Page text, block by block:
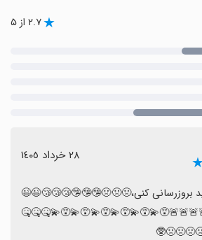
۲.۷ از ۵
٢٨ خرداد ١٤٠٥
بروزرسانی کنی،🤢🤢🤢🤥🤥🤥😴😴😴😉😉